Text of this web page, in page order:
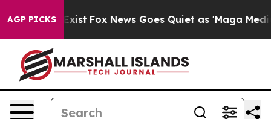
AGP PICKS
Exist Fox News Goes Quiet as 'Maga Media